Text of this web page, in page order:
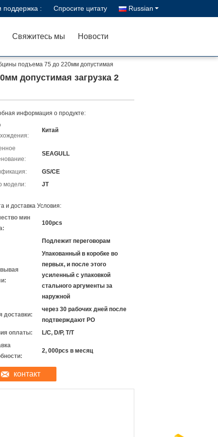
поддержка : Спросите цитату Russian
Свяжитесь мы Новости
подъема 75 до 220мм допустимая
допустимая загрузка 2
информация о продукте:
Китай
SEAGULL
GS/CE
модели:
JT
и доставка Условия:
мин
100pcs
Подлежит переговорам
Упакованный в коробке во
первых, и после этого
усиленный с упаковкой
стального аргументы за
наружной
доставки:
через 30 рабочих дней после
подтверждают PO
оплаты:
L/C, D/P, T/T
2, 000pcs в месяц
контакт